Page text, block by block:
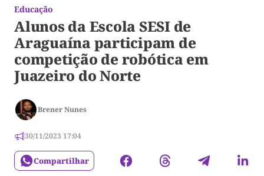
Educação
Alunos da Escola SESI de
Araguaína participam de
competição de robótica em
Juazeiro do Norte
Brener Nunes
30/11/2023 17:04
Compartilhar